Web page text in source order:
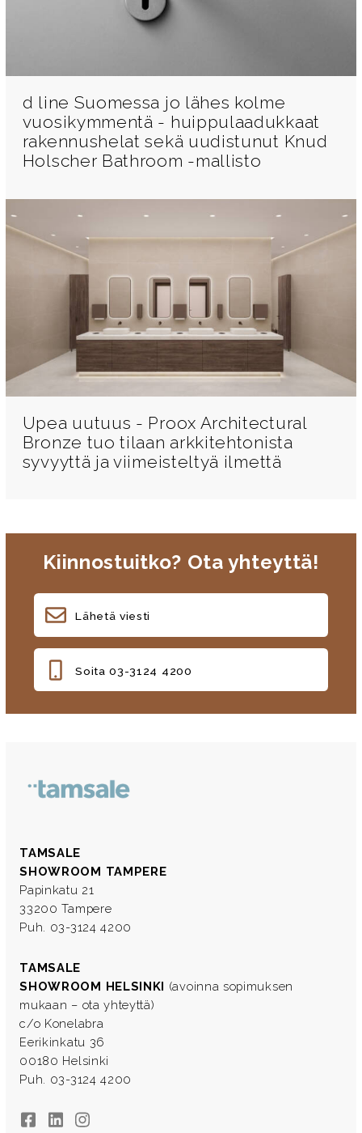
d line Suomessa jo lähes kolme
vuosikymmentä - huippulaadukkaat
rakennushelat sekä uudistunut Knud
Holscher Bathroom -mallisto
Upea uutuus - Proox Architectural
Bronze tuo tilaan arkkitehtonista
syvyyttä ja viimeisteltyä ilmettä
Kiinnostuitko? Ota yhteyttä!
Lähetä viesti
Soita 03-3124 4200
TAMSALE
SHOWROOM TAMPERE
Papinkatu 21
33200 Tampere
Puh. 03-3124 4200
TAMSALE
SHOWROOM HELSINKI (avoinna sopimuksen
mukaan – ota yhteyttä)
c/o Konelabra
Eerikinkatu 36
00180 Helsinki
Puh. 03-3124 4200
FacebookLinkedInInstagram